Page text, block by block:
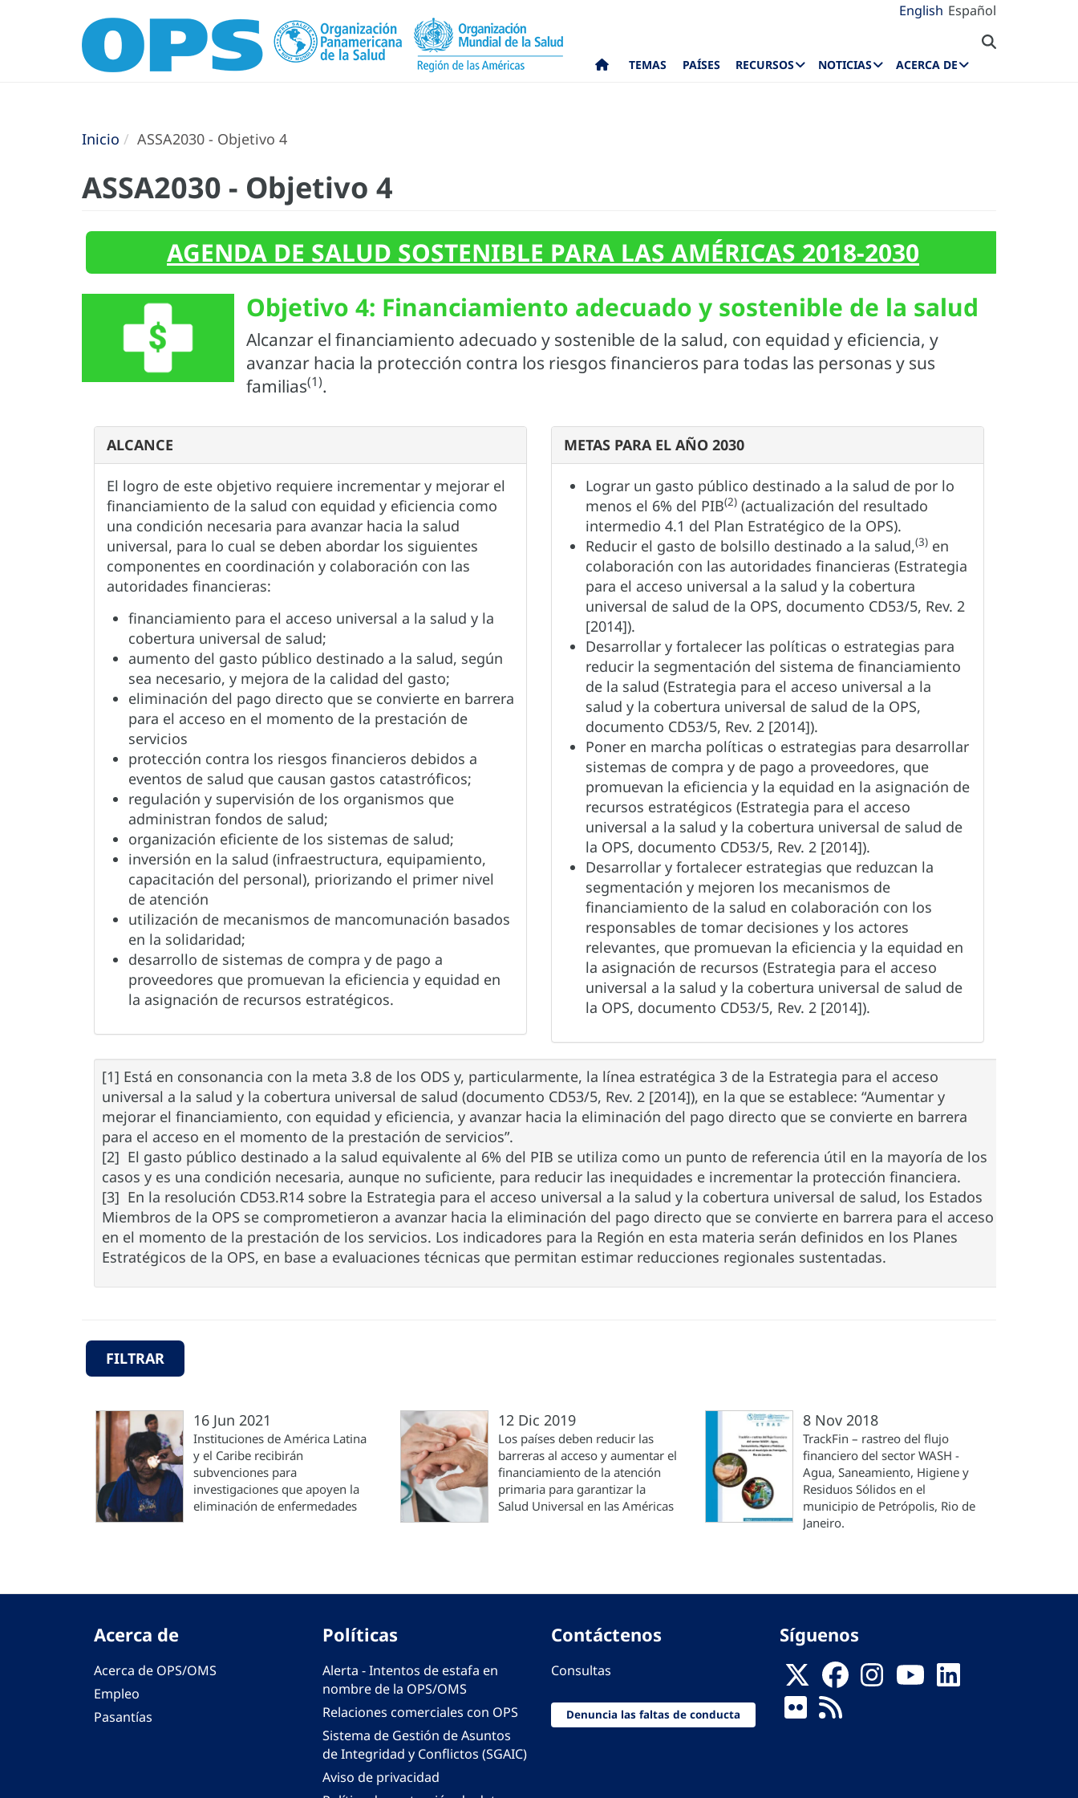
English Español
TEMAS PAÍSES RECURSOS NOTICIAS ACERCA DE
Inicio ASSA2030 - Objetivo 4
ASSA2030 - Objetivo 4
AGENDA DE SALUD SOSTENIBLE PARA LAS AMÉRICAS 2018-2030
Objetivo 4: Financiamiento adecuado y sostenible de la salud
Alcanzar el financiamiento adecuado y sostenible de la salud, con equidad y eficiencia, y
avanzar hacia la protección contra los riesgos financieros para todas las personas y sus
familias(1).
ALCANCE
El logro de este objetivo requiere incrementar y mejorar el
financiamiento de la salud con equidad y eficiencia como
una condición necesaria para avanzar hacia la salud
universal, para lo cual se deben abordar los siguientes
componentes en coordinación y colaboración con las
autoridades financieras:
financiamiento para el acceso universal a la salud y la
cobertura universal de salud;
aumento del gasto público destinado a la salud, según
sea necesario, y mejora de la calidad del gasto;
eliminación del pago directo que se convierte en barrera
para el acceso en el momento de la prestación de
servicios
protección contra los riesgos financieros debidos a
eventos de salud que causan gastos catastróficos;
regulación y supervisión de los organismos que
administran fondos de salud;
organización eficiente de los sistemas de salud;
inversión en la salud (infraestructura, equipamiento,
capacitación del personal), priorizando el primer nivel
de atención
utilización de mecanismos de mancomunación basados
en la solidaridad;
desarrollo de sistemas de compra y de pago a
proveedores que promuevan la eficiencia y equidad en
la asignación de recursos estratégicos.
METAS PARA EL AÑO 2030
Lograr un gasto público destinado a la salud de por lo
menos el 6% del PIB(2) (actualización del resultado
intermedio 4.1 del Plan Estratégico de la OPS).
Reducir el gasto de bolsillo destinado a la salud,(3) en
colaboración con las autoridades financieras (Estrategia
para el acceso universal a la salud y la cobertura
universal de salud de la OPS, documento CD53/5, Rev. 2
[2014]).
Desarrollar y fortalecer las políticas o estrategias para
reducir la segmentación del sistema de financiamiento
de la salud (Estrategia para el acceso universal a la
salud y la cobertura universal de salud de la OPS,
documento CD53/5, Rev. 2 [2014]).
Poner en marcha políticas o estrategias para desarrollar
sistemas de compra y de pago a proveedores, que
promuevan la eficiencia y la equidad en la asignación de
recursos estratégicos (Estrategia para el acceso
universal a la salud y la cobertura universal de salud de
la OPS, documento CD53/5, Rev. 2 [2014]).
Desarrollar y fortalecer estrategias que reduzcan la
segmentación y mejoren los mecanismos de
financiamiento de la salud en colaboración con los
responsables de tomar decisiones y los actores
relevantes, que promuevan la eficiencia y la equidad en
la asignación de recursos (Estrategia para el acceso
universal a la salud y la cobertura universal de salud de
la OPS, documento CD53/5, Rev. 2 [2014]).
[1] Está en consonancia con la meta 3.8 de los ODS y, particularmente, la línea estratégica 3 de la Estrategia para el acceso
universal a la salud y la cobertura universal de salud (documento CD53/5, Rev. 2 [2014]), en la que se establece: “Aumentar y
mejorar el financiamiento, con equidad y eficiencia, y avanzar hacia la eliminación del pago directo que se convierte en barrera
para el acceso en el momento de la prestación de servicios”.
[2] El gasto público destinado a la salud equivalente al 6% del PIB se utiliza como un punto de referencia útil en la mayoría de los
casos y es una condición necesaria, aunque no suficiente, para reducir las inequidades e incrementar la protección financiera.
[3] En la resolución CD53.R14 sobre la Estrategia para el acceso universal a la salud y la cobertura universal de salud, los Estados
Miembros de la OPS se comprometieron a avanzar hacia la eliminación del pago directo que se convierte en barrera para el acceso
en el momento de la prestación de los servicios. Los indicadores para la Región en esta materia serán definidos en los Planes
Estratégicos de la OPS, en base a evaluaciones técnicas que permitan estimar reducciones regionales sustentadas.
FILTRAR
16 Jun 2021
Instituciones de América Latina
y el Caribe recibirán
subvenciones para
investigaciones que apoyen la
eliminación de enfermedades
12 Dic 2019
Los países deben reducir las
barreras al acceso y aumentar el
financiamiento de la atención
primaria para garantizar la
Salud Universal en las Américas
8 Nov 2018
TrackFin – rastreo del flujo
financiero del sector WASH -
Agua, Saneamiento, Higiene y
Residuos Sólidos en el
municipio de Petrópolis, Rio de
Janeiro.
Acerca de
Acerca de OPS/OMS
Empleo
Pasantías
Políticas
Alerta - Intentos de estafa en
nombre de la OPS/OMS
Relaciones comerciales con OPS
Sistema de Gestión de Asuntos
de Integridad y Conflictos (SGAIC)
Aviso de privacidad
Contáctenos
Consultas
Denuncia las faltas de conducta
Síguenos